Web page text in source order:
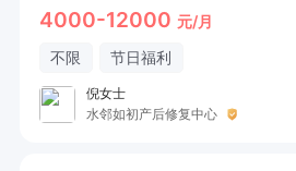
4000-12000 元/月
不限 节日福利
倪女士
水邻如初产后修复中心